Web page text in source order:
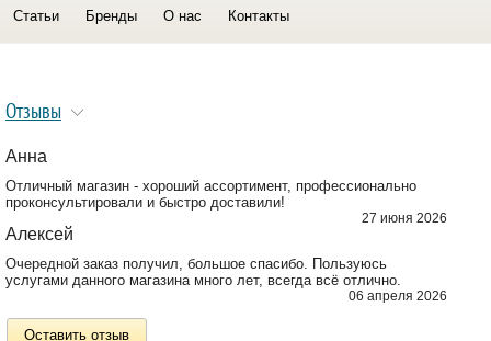
Статьи Бренды О нас Контакты
Отзывы
Анна
Отличный магазин - хороший ассортимент, профессионально
проконсультировали и быстро доставили!
27 июня 2026
Алексей
Очередной заказ получил, большое спасибо. Пользуюсь
услугами данного магазина много лет, всегда всё отлично.
06 апреля 2026
Оставить отзыв